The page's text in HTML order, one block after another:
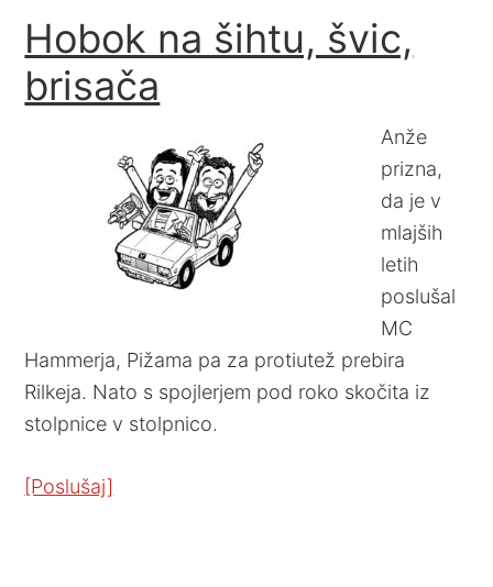
Hobok na šihtu, švic,
brisača
Anže
prizna,
da je v
mlajših
letih
poslušal
MC
Hammerja, Pižama pa za protiutež prebira
Rilkeja. Nato s spojlerjem pod roko skočita iz
stolpnice v stolpnico.
[Poslušaj]